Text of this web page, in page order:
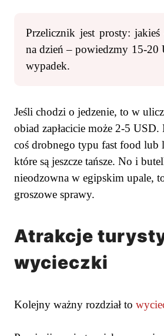
Przelicznik jest prosty:
na dzień – powiedzmy 15-20
wypadek.
Jeśli chodzi o jedzenie, to w
obiad zapłacicie może 2-5 USD.
coś drobnego typu fast food lub
które są jeszcze tańsze. No i
nieodzowna w egipskim upale,
groszowe sprawy.
Atrakcje
wycieczki
Kolejny ważny rozdział to